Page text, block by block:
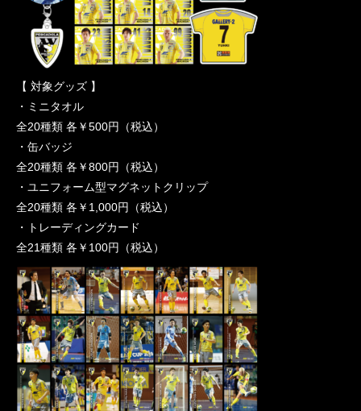
【 対象グッズ 】
・ミニタオル
全20種類 各￥500円（税込）
・缶バッジ
全20種類 各￥800円（税込）
・ユニフォーム型マグネットクリップ
全20種類 各￥1,000円（税込）
・トレーディングカード
全21種類 各￥100円（税込）